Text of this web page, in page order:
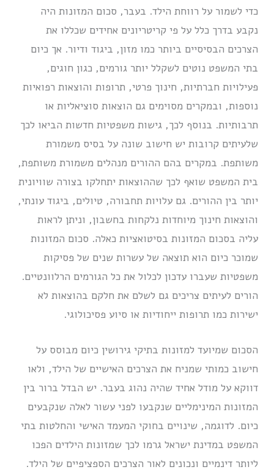
כדי לשמור על רווחת הילד. בעבר, סכום המזונות היה
נקבע בדרך כלל על פי קריטריונים אחידים שכללו את
הצרכים הבסיסיים ביותר כמו מזון, ביגוד ודיור. אך כיום
בתי המשפט נוטים לשקלל יותר גורמים, כגון חוגים,
פעילויות חברתיות, חינוך פרטי, תרופות והוצאות רפואיות
נוספות, ובמקרים מסוימים גם הוצאות סוציאליות או
תרבותיות. בנוסף לכך, גישות משפטיות חדשות הביאו לכך
שלעיתים קרובות יש חישוב שונה על בסיס משמורת
משותפת. במקרים בהם ההורים מנהלים משמורת משותפת,
בית המשפט שואף לכך שההוצאות יתחלקו בצורה שוויונית
יותר בין ההורים. גם עלויות תחבורה, טיולים, ביגוד עונתי,
והוצאות חינוך מיוחדות נלקחות בחשבון, וניתן לראות
עליה בסכום המזונות בסיטואציות כאלה. סכום המזונות
שמוכר כיום הוא תוצאה של עשרות שנים של פסיקות
משפטיות שעברו עדכון לכלול את כל הגורמים הרלוונטיים.
הורים לעיתים צריכים גם לשלם את חלקם בהוצאות לא
ישירות כמו תרופות ייחודיות או סיוע פסיכולוגי.
הסכום שמיועד למזונות בתיקי גירושין כיום מבוסס על
חישוב כמותי שמניח את הצרכים האישיים של הילד, ולאו
דווקא על מודל אחיד שהיה נהוג בעבר. יש הבדל ברור בין
המזונות המינימליים שנקבעו לפני עשור לאלה שנקבעים
כיום. לדוגמה, שינויים בחוקי המעמד האישי והחלטות בתי
המשפט במדינת ישראל גרמו לכך שמזונות הילדים הפכו
ליותר דינמיים ונכונים לאור הצרכים הספציפיים של הילד.